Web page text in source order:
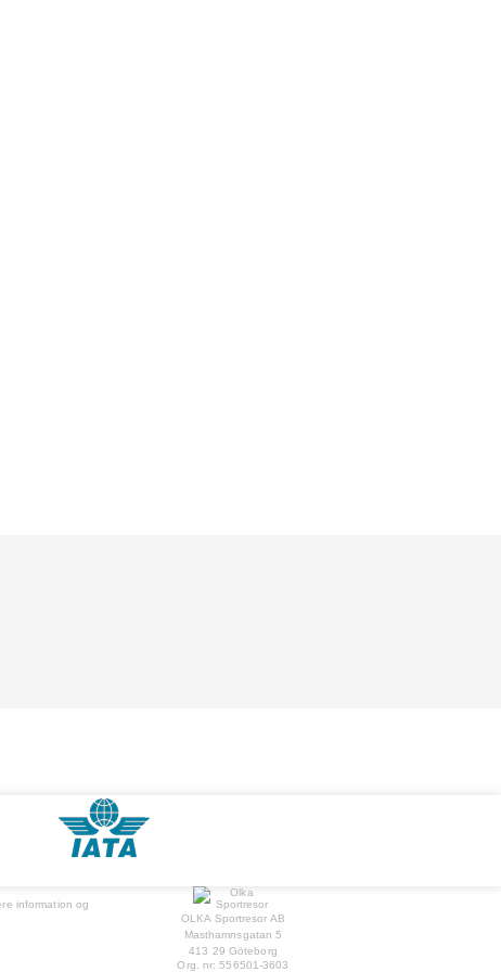
information og
OLKA Sportresor AB
Masthamnsgatan 5
413 29 Göteborg
Org. nr:556501-3603